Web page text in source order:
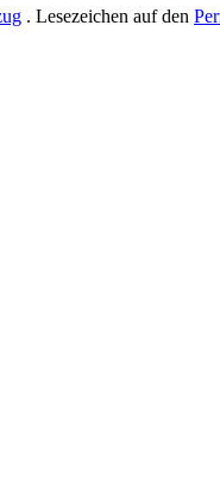
. Lesezeichen auf den